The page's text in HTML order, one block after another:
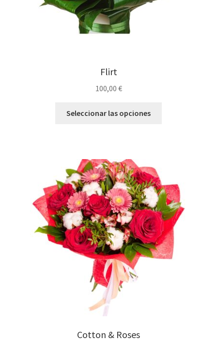
Flirt
100,00 €
Seleccionar las opciones
Cotton & Roses